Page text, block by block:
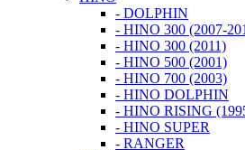
- DOLPHIN
- HINO 300 (2007-
- HINO 300 (2011)
- HINO 500 (2001)
- HINO 700 (2003)
- HINO DOLPHIN
- HINO RISING
- HINO SUPER
- RANGER